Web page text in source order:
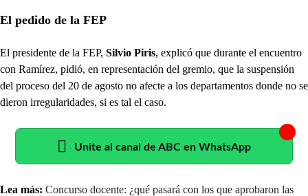
El pedido de la FEP
El presidente de la FEP, Silvio Piris, explicó que durante el encuentro
con Ramírez, pidió, en representación del gremio, que la suspensión
del proceso del 20 de agosto no afecte a los departamentos donde no se
dieron irregularidades, si es tal el caso.
Unite al canal de ABC en WhatsApp
Lea más: Concurso docente: ¿qué pasará con los que aprobaron las